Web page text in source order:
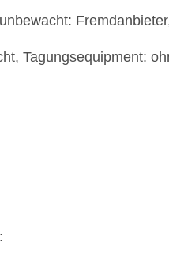
Tagungsequipment: